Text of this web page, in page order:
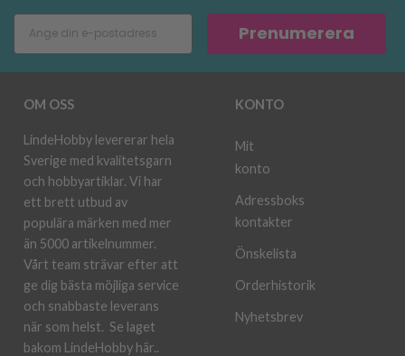
Prenumerera
OM OSS
LindeHobby levererar hela
Sverige med kvalitetsgarn
och hobbyartiklar. Vi har
ett brett utbud av
populära märken med mer
än 5000 artikelnummer.
Vårt team strävar efter att
ge dig bästa möjliga service
och snabbaste leverans
när som helst. Se laget
bakom LindeHobby här..
KONTO
Mit
konto
Adressboks
kontakter
Önskelista
Orderhistorik
Nyhetsbrev